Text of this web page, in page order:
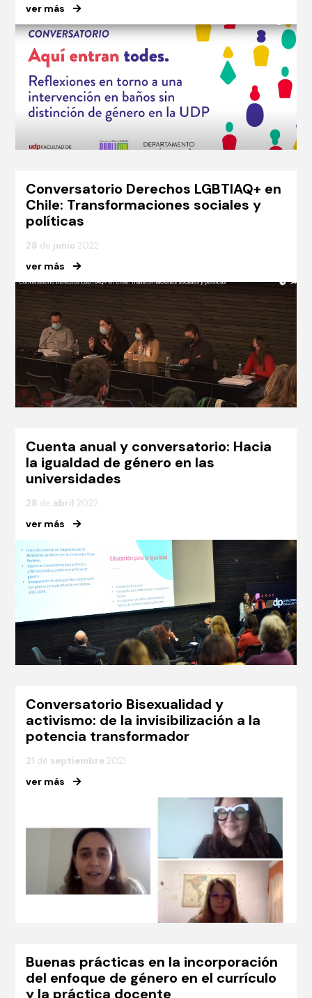
ver más
Conversatorio Derechos LGBTIAQ+ en
Chile: Transformaciones sociales y
políticas
28 de junio 2022
ver más
Cuenta anual y conversatorio: Hacia
la igualdad de género en las
universidades
28 de abril 2022
ver más
Conversatorio Bisexualidad y
activismo: de la invisibilización a la
potencia transformador
21 de septiembre 2021
ver más
Buenas prácticas en la incorporación
del enfoque de género en el currículo
y la práctica docente